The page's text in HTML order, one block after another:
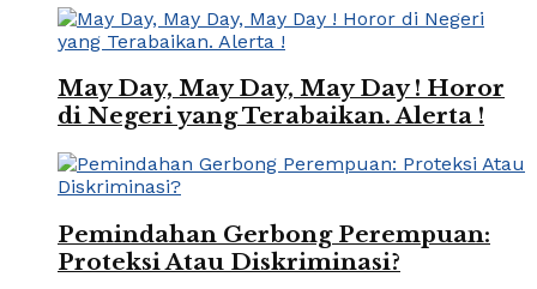
May Day, May Day, May Day ! Horor
di Negeri yang Terabaikan. Alerta !
Pemindahan Gerbong Perempuan:
Proteksi Atau Diskriminasi?